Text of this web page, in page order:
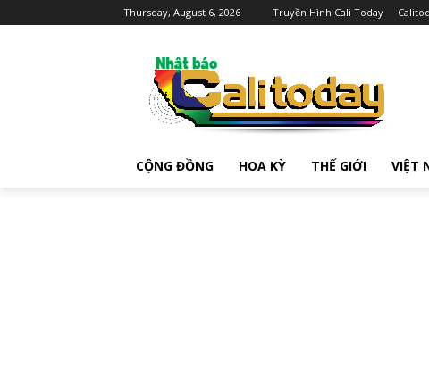
Thursday, August 6, 2026 Truyền Hình Cali Today
CỘNG ĐỒNG HOA KỲ THẾ GIỚI VIỆT